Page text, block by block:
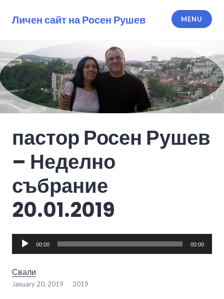
Личен сайт на Росен Рушев MENU
пастор Росен Рушев
– Неделно
събрание
20.01.2019
Audio
00:00 00:00
Свали
January 20, 2019 2019